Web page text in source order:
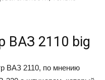
ВАЗ 2110 big
ВАЗ 2110, по мнению